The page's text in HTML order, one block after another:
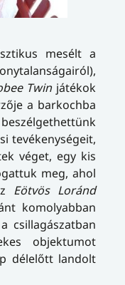
mesélt a
Twinjátékok
a barkochba
tevékenységeit,
véget, egy kis
meg, ahol
Eötvös Loránd
komolyabban
csillagászatban
objektumot
délelőtt landolt